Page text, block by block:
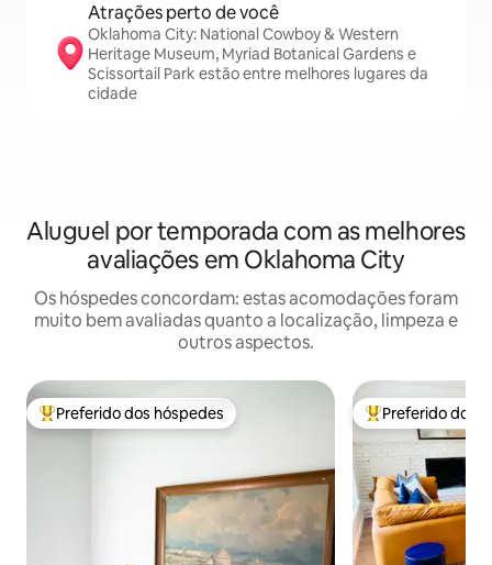
Atrações perto de você
Oklahoma City: National Cowboy & Western
Heritage Museum, Myriad Botanical Gardens e
Scissortail Park estão entre melhores lugares da
cidade
Aluguel por temporada com as melhores
avaliações em Oklahoma City
Os hóspedes concordam: estas acomodações foram
muito bem avaliadas quanto a localização, limpeza e
outros aspectos.
Entre os melhores preferidos dos hóspedes
Preferido dos hóspedes Entre os
Preferido dos